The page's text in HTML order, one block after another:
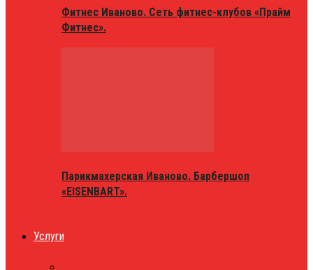
Фитнес Иваново. Сеть фитнес-клубов «Прайм
Фитнес».
Парикмахерская Иваново. Барбершоп
«EISENBART».
Услуги